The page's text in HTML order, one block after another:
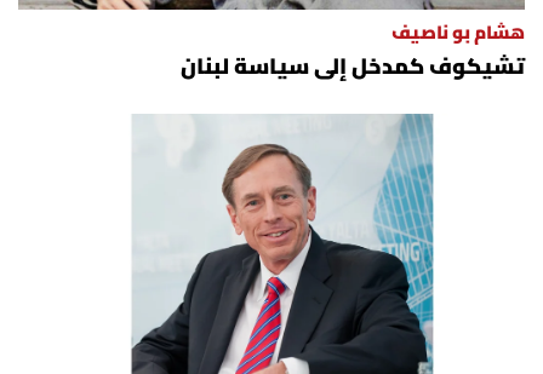
هشام بو ناصيف
تشيكوف كمدخل إلى سياسة لبنان